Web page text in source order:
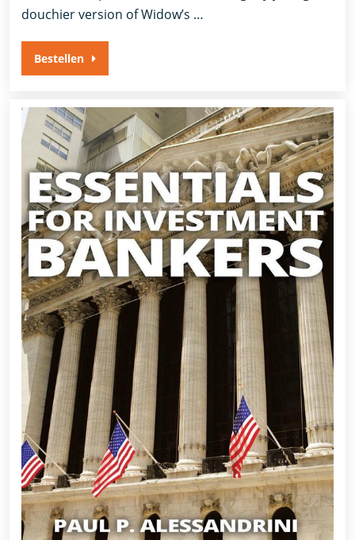
douchier version of Widow’s …
Bestellen